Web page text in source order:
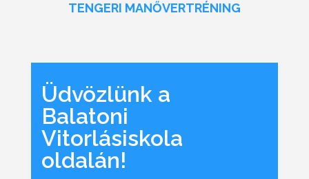
TENGERI MANŐVERTRÉNING
Üdvözlünk a
Balatoni
Vitorlásiskola
oldalán!